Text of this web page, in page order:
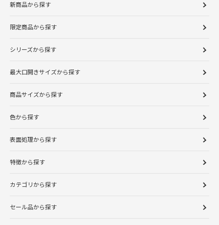
新商品から探す
限定商品から探す
シリーズから探す
最大口開きサイズから探す
商品サイズから探す
色から探す
表面処理から探す
特徴から探す
カテゴリから探す
セール品から探す